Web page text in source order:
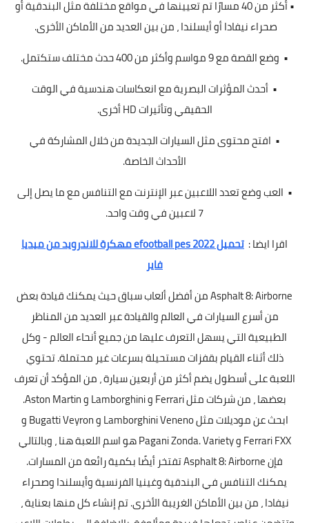
• أكثر من 40 مسارًا تم تعيينها في مواقع مختلفة مثل البندقية أو
صحراء نيفادا أو أيسلندا ، من بين العديد من الأماكن الأخرى.
• وضع القصة مع 9 مواسم وأكثر من 400 حدث مختلف ستكتمل.
• أحدث المؤثرات البصرية مع انعكاسات هندسية في الوقت
الحقيقي وتأثيرات HD أخرى.
• افتح محتوى مثل السيارات الجديدة من خلال المشاركة في
الأحداث الخاصة.
• العب وضع تعدد اللاعبين عبر الإنترنت مع التنافس مع ما يصل إلى
7 لاعبين في وقت واحد.
اقرا ايضا :
تحميل efootball pes 2022 مهكرة للاندرويد من ميديا
فاير
Asphalt 8: Airborne من أفضل ألعاب سباق حيث يمكنك قيادة بعض
من أسرع السيارات في العالم والقيادة عبر العديد من المناظر
الطبيعية التي يسهل التعرف عليها من جميع أنحاء العالم - وكل
ذلك أثناء القيام بقفزات مستحيلة بسرعات غير محتملة. تحتوي
اللعبة على أسطول يضم أكثر من أربعين سيارة ، من المؤكد أن تعرف
بعضها ، من شركات مثل Ferrari و Lamborghini و Aston Martin.
ابحث عن موديلات مثل Lamborghini Veneno و Bugatti Veyron و
Ferrari FXX و Pagani Zonda. Variety هو اسم اللعبة هنا ، وبالتالي
فإن Asphalt 8: Airborne تفتخر أيضًا بكمية رائعة من المسارات.
يمكنك التنافس في البندقية وغينيا الفرنسية وأيسلندا وصحراء
نيفادا ، من بين الأماكن الغريبة الأخرى. تم إنشاء كل منها بعناية ،